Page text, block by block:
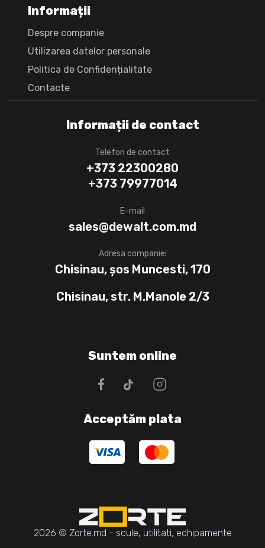
Informații de contact
Telefon de contact
+373 22300280
+373 79977014
E-mail
sales@dewalt.com.md
Adresa companiei
Chisinau, șos Muncesti, 170
Chisinau, str. M.Manole 2/3
Informații
Despre companie
Utilizarea datelor personale
Politica de Confidențialitate
Сontacte
Suntem online
Acceptăm plata
2026 © Zorte.md - scule, utilitati, echipamente